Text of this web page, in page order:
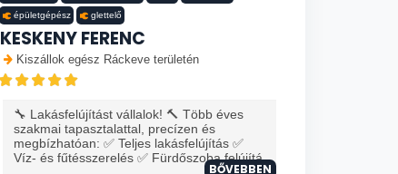
épületgépész glettelő
KESKENY FERENC
Kiszállok egész Ráckeve területén
🔧 Lakásfelújítást vállalok! 🔨 Több éves
szakmai tapasztalattal, precízen és
megbízhatóan: ✅ Teljes lakásfelújítás ✅
Víz- és fűtésszerelés ✅ Fürdőszoba felújítá
BŐVEBBEN